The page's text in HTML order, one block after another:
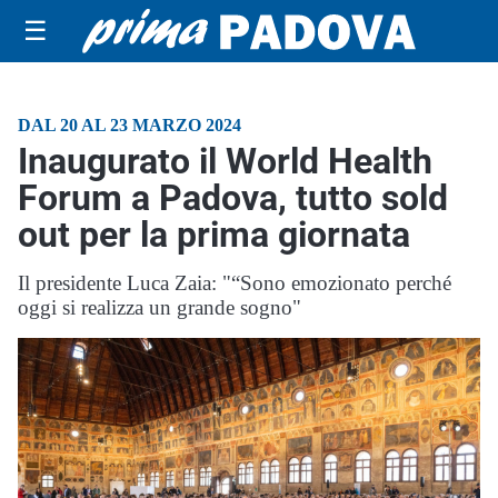
☰
DAL 20 AL 23 MARZO 2024
Inaugurato il World Health
Forum a Padova, tutto sold
out per la prima giornata
Il presidente Luca Zaia: "“Sono emozionato perché
oggi si realizza un grande sogno"